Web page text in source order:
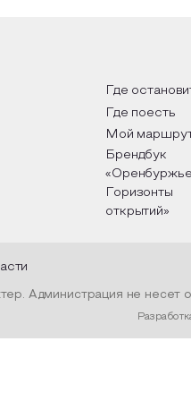
Где
Где поесть
Мой
Брендбук
Горизонты
открытий»
Администрация не несет